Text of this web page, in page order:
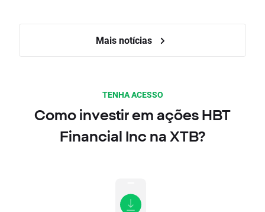
Mais notícias
TENHA ACESSO
Como investir em ações HBT
Financial Inc na XTB?